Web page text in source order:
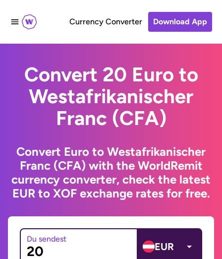
Currency Converter Download App
Convert 20 Euro to
Westafrikanischer
Franc (CFA)
Convert Euro to Westafrikanischer
Franc (CFA) with the WorldRemit
currency converter, check the latest
EUR to XOF exchange rates for free.
Du sendest
EUR